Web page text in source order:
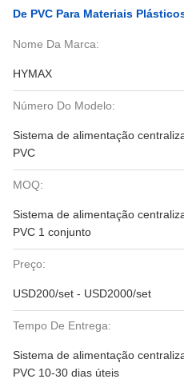
De PVC Para Materiais
Nome Da Marca:
HYMAX
Número Do Modelo:
Sistema de alimentação
PVC
MOQ:
Sistema de alimentação
PVC 1 conjunto
Preço:
USD200/set - USD2000/set
Tempo De Entrega:
Sistema de alimentação
PVC 10-30 dias úteis